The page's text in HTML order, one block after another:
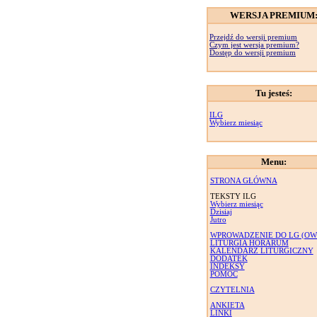
WERSJA PREMIUM:
Przejdź do wersji premium
Czym jest wersja premium?
Dostęp do wersji premium
Tu jesteś:
ILG
Wybierz miesiąc
Menu:
STRONA GŁÓWNA
TEKSTY ILG
Wybierz miesiąc
Dzisiaj
Jutro
WPROWADZENIE DO LG
LITURGIA HORARUM
KALENDARZ LITURGICZNY
DODATEK
INDEKSY
POMOC
CZYTELNIA
ANKIETA
LINKI